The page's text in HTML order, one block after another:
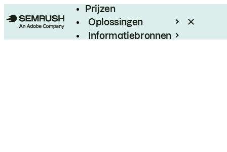
Prijzen
Oplossingen
Informatiebronnen